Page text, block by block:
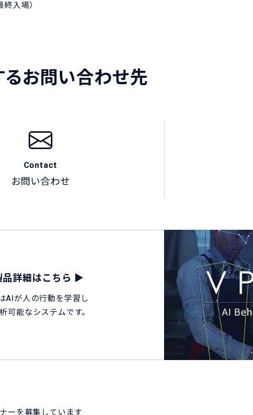
入場）
お問い合わせ先
Contact
お問い合わせ
詳細はこちら ▶
AIが人の行動を学習し
可能なシステムです。